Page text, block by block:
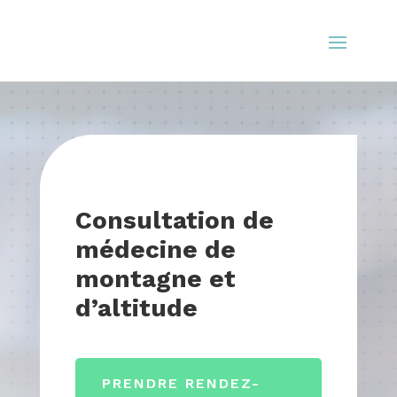
Consultation de
médecine de
montagne et
d’altitude
PRENDRE RENDEZ-